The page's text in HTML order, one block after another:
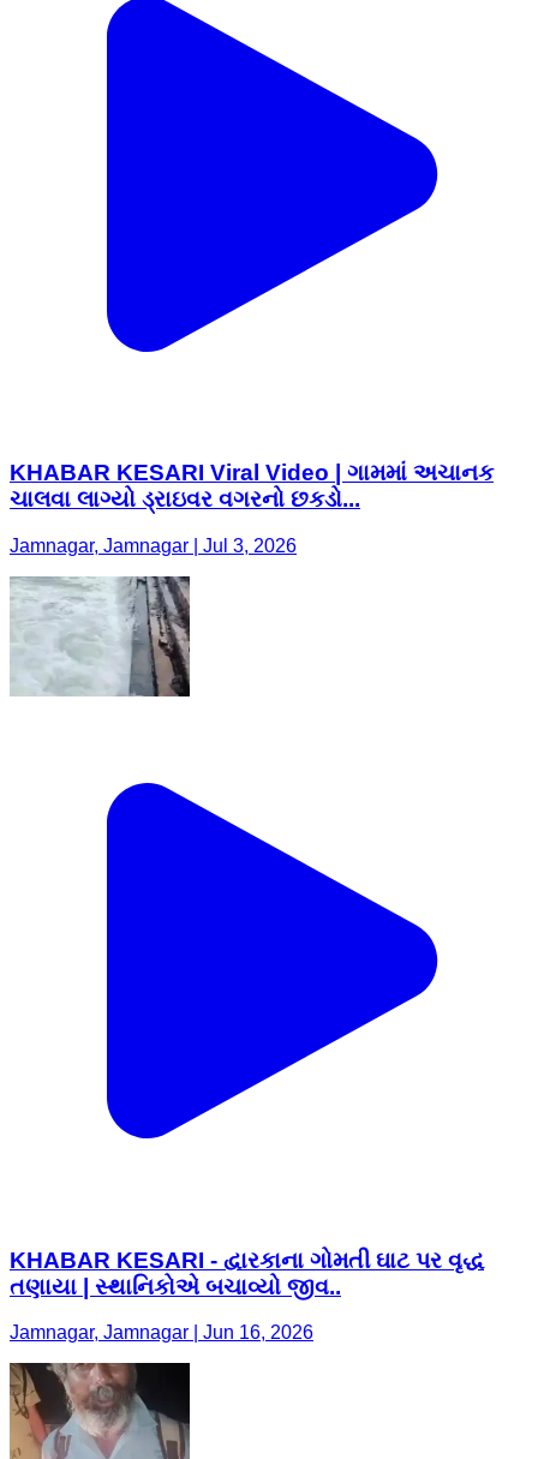
KHABAR KESARI Viral Video | ગામમાં અચાનક
ચાલવા લાગ્યો ડ્રાઇવર વગરનો છકડો...
Jamnagar, Jamnagar | Jul 3, 2026
KHABAR KESARI - દ્વારકાના ગોમતી ઘાટ પર વૃદ્ધ
તણાયા | સ્થાનિકોએ બચાવ્યો જીવ..
Jamnagar, Jamnagar | Jun 16, 2026